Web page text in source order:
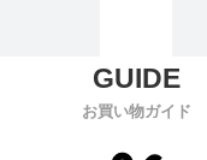
お買い物ガイド